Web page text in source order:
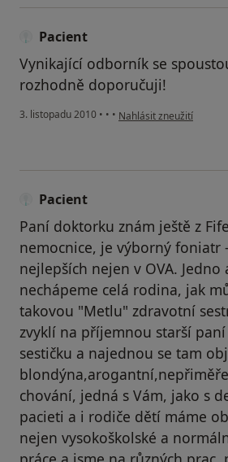
Pacient
Vynikající odborník se
rozhodně doporučuji!
3. listopadu 2010 • • • podle názoru uživatele
Nahlásit zneužití
Pacient
Paní doktorku znám ještě z
nemocnice, je výborný foniatr
nejlepších nejen v OVA. Jedno
nechápeme celá rodina, jak
takovou "Metlu" zdravotní
zvyklí na příjemnou starší
sestičku a najednou se tam
chování, jedná s Vám, jako s
pacieti a i rodiče dětí máme
nejen vysokoškolské a